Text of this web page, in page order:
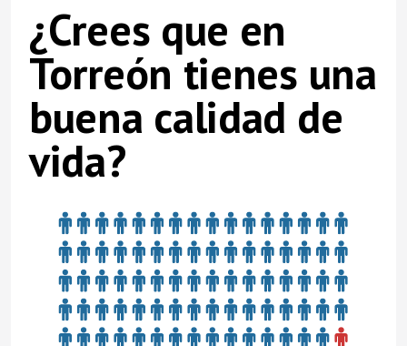
¿Crees que en
Torreón tienes una
buena calidad de
vida?